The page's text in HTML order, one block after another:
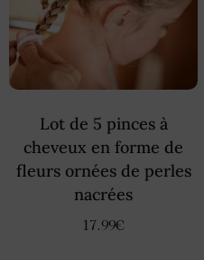
Lot de 5 pinces à
cheveux en forme de
fleurs ornées de perles
nacrées
17.99€